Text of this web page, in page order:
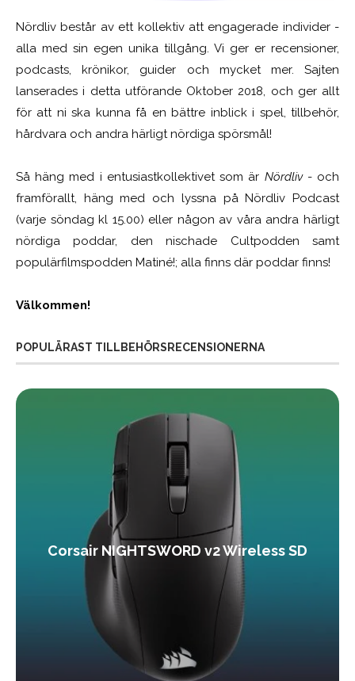
Nördliv består av ett kollektiv att engagerade individer -
alla med sin egen unika tillgång. Vi ger er recensioner,
podcasts, krönikor, guider och mycket mer. Sajten
lanserades i detta utförande Oktober 2018, och ger allt
för att ni ska kunna få en bättre inblick i spel, tillbehör,
hårdvara och andra härligt nördiga spörsmål!
Så häng med i entusiastkollektivet som är Nördliv- och
framförallt, häng med och lyssna på Nördliv Podcast
(varje söndag kl 15.00) eller någon av våra andra härligt
nördiga poddar, den nischade Cultpodden samt
populärfilmspodden Matiné!; alla finns där poddar finns!
Välkommen!
POPULÄRAST TILLBEHÖRSRECENSIONERNA
Corsair NIGHTSWORD v2 Wireless SD